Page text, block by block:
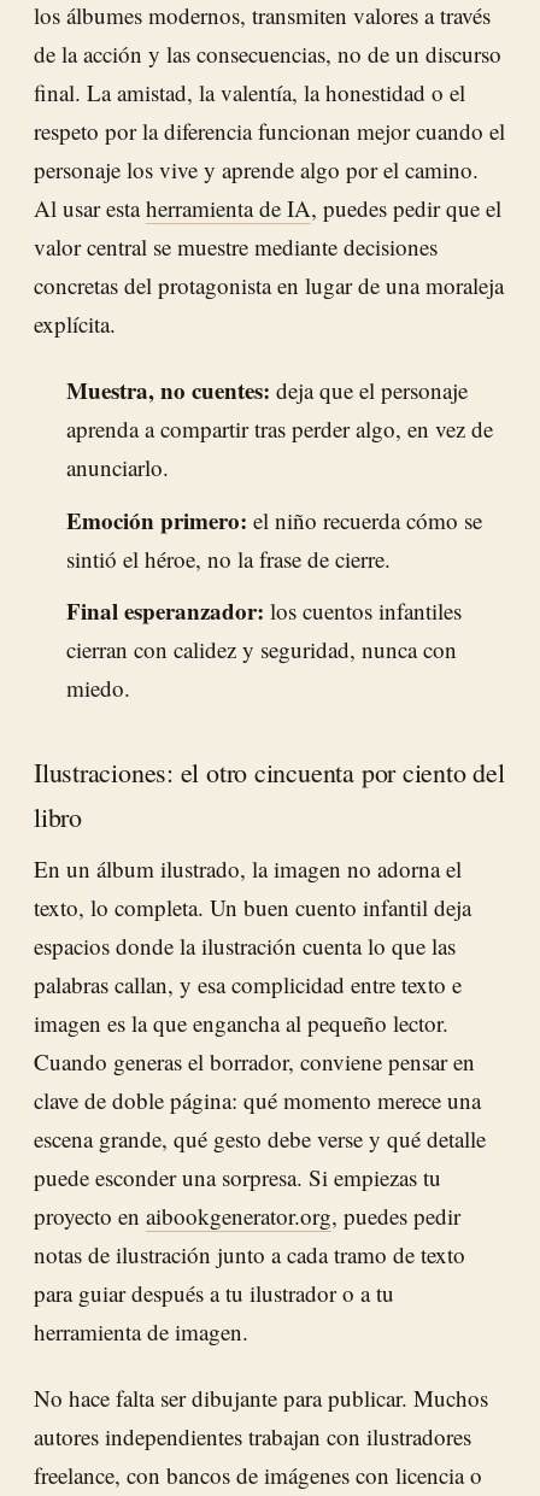
los álbumes modernos, transmiten valores a través
de la acción y las consecuencias, no de un discurso
final. La amistad, la valentía, la honestidad o el
respeto por la diferencia funcionan mejor cuando el
personaje los vive y aprende algo por el camino.
Al usar estaherramienta de IA, puedes pedir que el
valor central se muestre mediante decisiones
concretas del protagonista en lugar de una moraleja
explícita.
Muestra, no cuentes: deja que el personaje
aprenda a compartir tras perder algo, en vez de
anunciarlo.
Emoción primero: el niño recuerda cómo se
sintió el héroe, no la frase de cierre.
Final esperanzador: los cuentos infantiles
cierran con calidez y seguridad, nunca con
miedo.
Ilustraciones: el otro cincuenta por ciento del
libro
En un álbum ilustrado, la imagen no adorna el
texto, lo completa. Un buen cuento infantil deja
espacios donde la ilustración cuenta lo que las
palabras callan, y esa complicidad entre texto e
imagen es la que engancha al pequeño lector.
Cuando generas el borrador, conviene pensar en
clave de doble página: qué momento merece una
escena grande, qué gesto debe verse y qué detalle
puede esconder una sorpresa. Si empiezas tu
proyecto en aibookgenerator.org, puedes pedir
notas de ilustración junto a cada tramo de texto
para guiar después a tu ilustrador o a tu
herramienta de imagen.
No hace falta ser dibujante para publicar. Muchos
autores independientes trabajan con ilustradores
freelance, con bancos de imágenes con licencia o